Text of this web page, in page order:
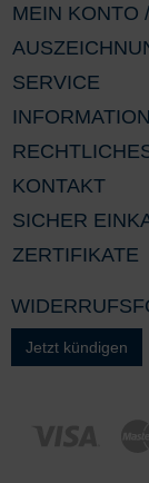
SERVICE
INFORMATION
MEIN KONTO
KONTAKT
SICHER
ZERTIFIKATE
Jetzt kündigen